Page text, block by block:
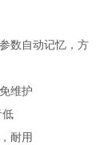
数自动记忆，方
维护
低
耐用